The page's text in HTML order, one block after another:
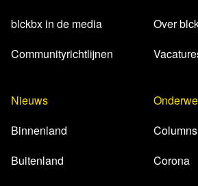
blckbx in de media
Communityrichtlijnen
Over
Nieuws
Binnenland
Buitenland
Columns
Corona